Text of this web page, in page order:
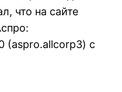
что на сайте
(aspro.allcorp3) с